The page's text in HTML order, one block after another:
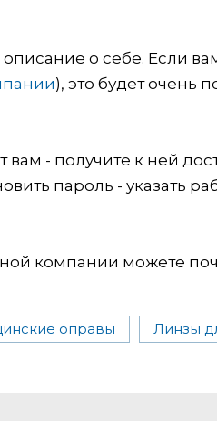
о себе. Если
), это будет очень
- получите к ней
пароль - указать
компании можете
оправы Линзы